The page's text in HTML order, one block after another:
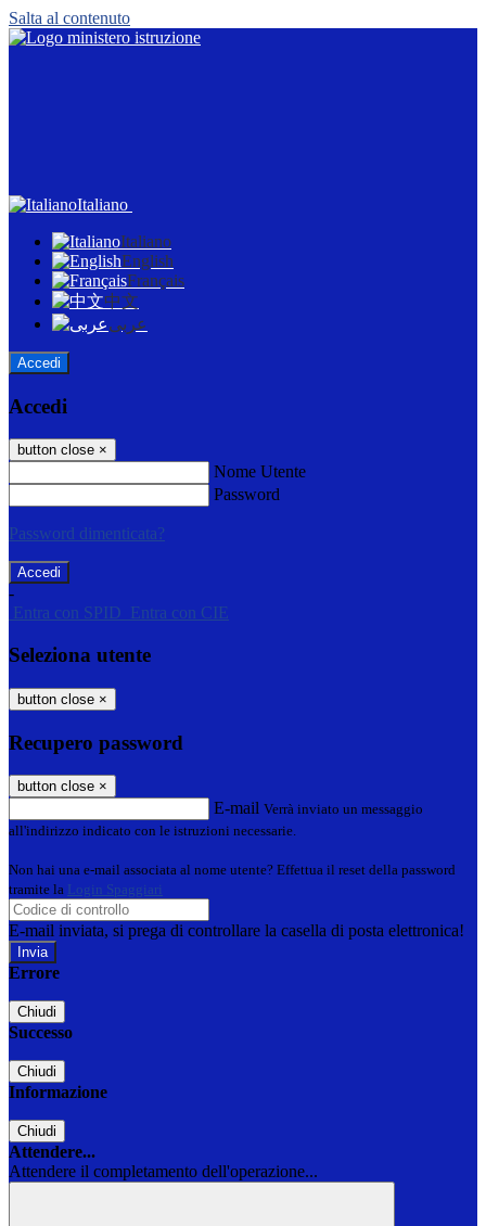
Salta al contenuto
Italiano
Italiano
English
Français
中文
عربى
Accedi
Accedi
button close ×
Nome Utente
Password
Password dimenticata?
-
Entra con SPID
Entra con CIE
Seleziona utente
button close ×
Recupero password
button close ×
E-mail Verrà inviato un messaggio
all'indirizzo indicato con le istruzioni necessarie.
Non hai una e-mail associata al nome utente? Effettua il reset della password
tramite la Login Spaggiari
E-mail inviata, si prega di controllare la casella di posta elettronica!
Errore
Chiudi
Successo
Chiudi
Informazione
Chiudi
Attendere...
Attendere il completamento dell'operazione...